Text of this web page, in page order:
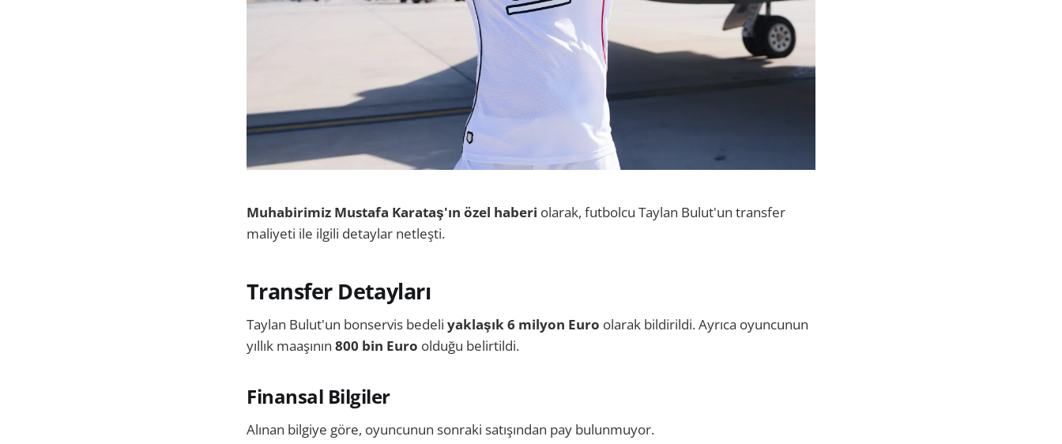
Muhabirimiz Mustafa Karataş'ın özel haberi olarak, futbolcu Taylan Bulut'un transfer
maliyeti ile ilgili detaylar netleşti.
Transfer Detayları
Taylan Bulut'un bonservis bedeli yaklaşık 6 milyon Euro olarak bildirildi. Ayrıca oyuncunun
yıllık maaşının 800 bin Euro olduğu belirtildi.
Finansal Bilgiler
Alınan bilgiye göre, oyuncunun sonraki satışından pay bulunmuyor.